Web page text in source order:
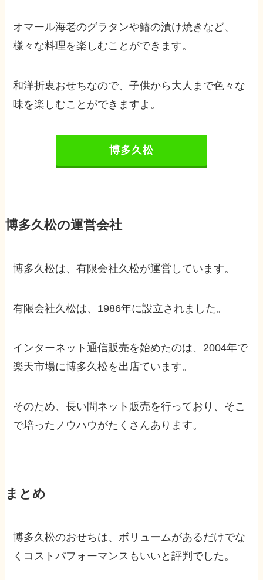
オマール海老のグラタンや鰆の漬け焼きなど、
様々な料理を楽しむことができます。
和洋折衷おせちなので、子供から大人まで色々な
味を楽しむことができますよ。
博多久松
博多久松の運営会社
博多久松は、有限会社久松が運営しています。
有限会社久松は、1986年に設立されました。
インターネット通信販売を始めたのは、2004年で
楽天市場に博多久松を出店ています。
そのため、長い間ネット販売を行っており、そこ
で培ったノウハウがたくさんあります。
まとめ
博多久松のおせちは、ボリュームがあるだけでな
くコストパフォーマンスもいいと評判でした。